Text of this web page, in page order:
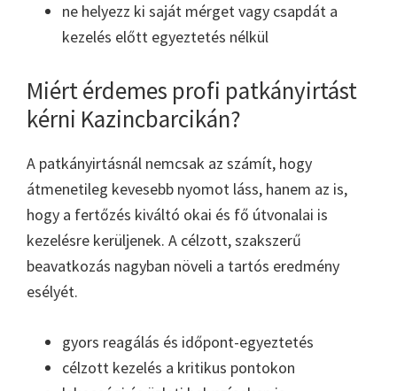
ne helyezz ki saját mérget vagy csapdát a
kezelés előtt egyeztetés nélkül
Miért érdemes profi patkányirtást
kérni Kazincbarcikán?
A patkányirtásnál nemcsak az számít, hogy
átmenetileg kevesebb nyomot láss, hanem az is,
hogy a fertőzés kiváltó okai és fő útvonalai is
kezelésre kerüljenek. A célzott, szakszerű
beavatkozás nagyban növeli a tartós eredmény
esélyét.
gyors reagálás és időpont-egyeztetés
célzott kezelés a kritikus pontokon